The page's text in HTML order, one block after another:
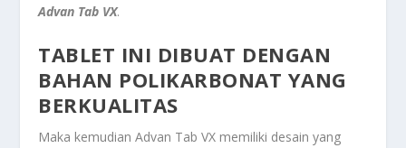
Advan Tab VX.
TABLET INI DIBUAT DENGAN
BAHAN POLIKARBONAT YANG
BERKUALITAS
Maka kemudian Advan Tab VX memiliki desain yang